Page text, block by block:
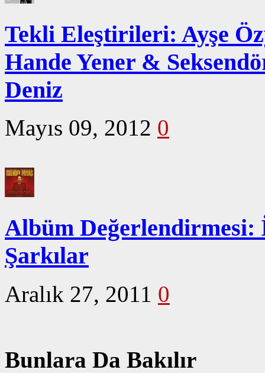
Tekli Eleştirileri: Ayşe
Hande Yener &
Deniz
Mayıs 09, 2012 0
Albüm Değerlendirmesi:
Şarkılar
Aralık 27, 2011 0
Bunlara Da Bakılır